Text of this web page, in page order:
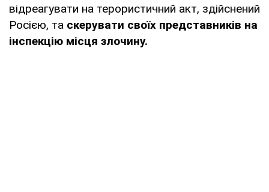
відреагувати на терористичний акт, здійснений
Росією, та скерувати своїх представників на
інспекцію місця злочину.